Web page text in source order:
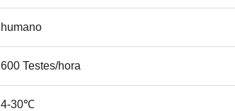
humano
600 Testes/hora
4-30℃